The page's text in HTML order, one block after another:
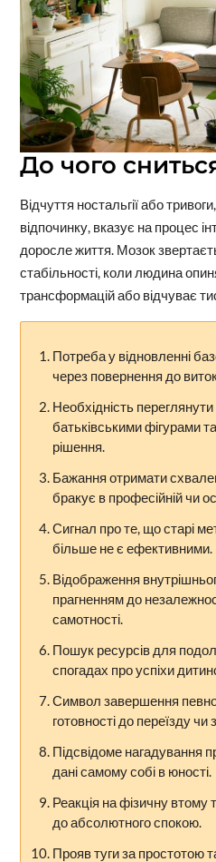
До чого
Відчуття ностальгії або
відпочинку, вказує на процес
доросле життя. Мозок
стабільності, коли людина
трансформацій або відчуває
Потреба у відновленні
через повернення до
Необхідність
батьківськими фігурами
рішення.
Бажання отримати
бракує в професійній чи
Сигнал про те, що старі
більше не є ефективними.
Відображення
прагненням до
самотності.
Пошук ресурсів для
спогадах про успіхи
Символ завершення
готовності до переїзду чи
Підсвідоме нагадування
дані самому собі в юності.
Реакція на фізичну втому
до абсолютного спокою.
Прояв туги за простотою